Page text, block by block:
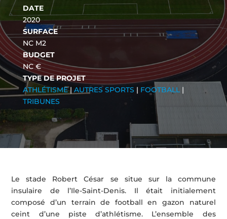
DATE
2020
SURFACE
NC M2
BUDGET
NC €
TYPE DE PROJET
ATHLÉTISME| AUTRES SPORTS | FOOTBALL|
TRIBUNES
Le stade Robert César se situe sur la commune
insulaire de l’Ile-Saint-Denis. Il était initialement
composé d’un terrain de football en gazon naturel
ceint d’une piste d’athlétisme. L’ensemble des